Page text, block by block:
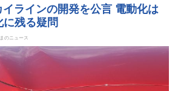
ラインの開発を公言 電動化は
残る疑問
のニュース